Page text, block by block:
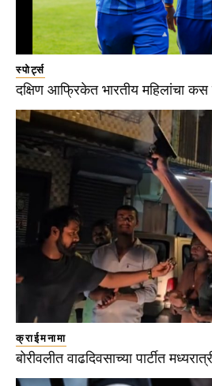
स्पोर्ट्स
दक्षिण आफ्रिकेत भारतीय महिलांचा कस
क्राईमनामा
बोरीवलीत वाढदिवसाच्या पार्टीत